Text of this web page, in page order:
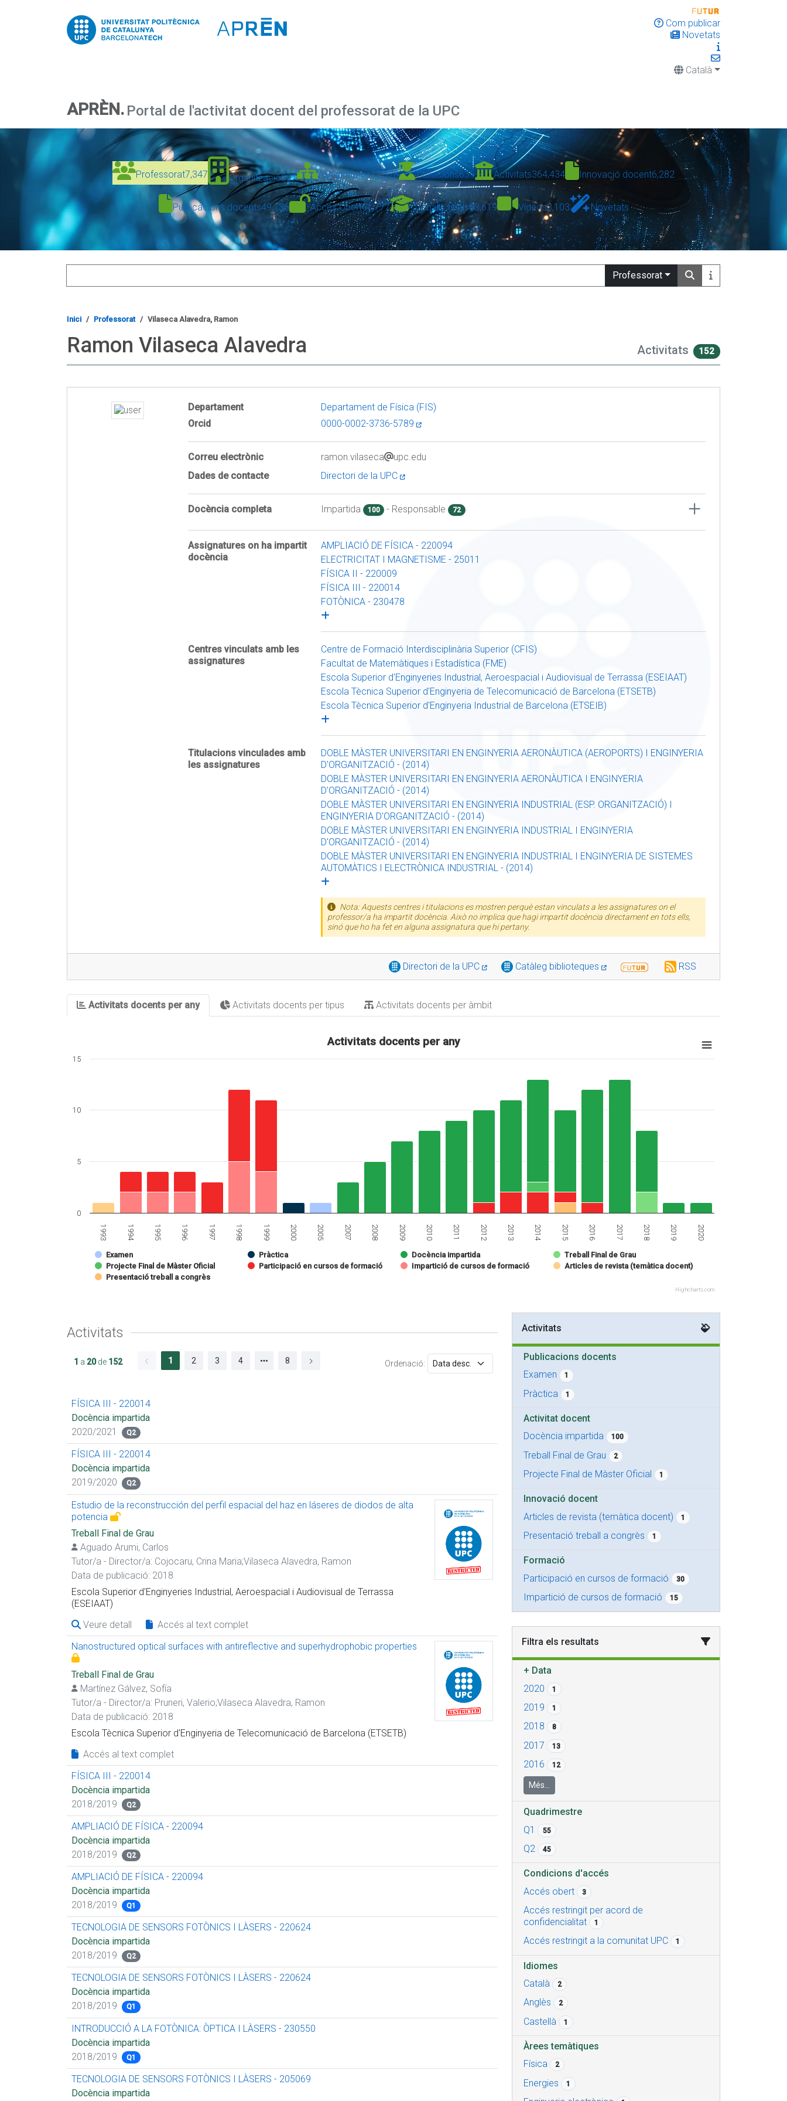
Com publicar
Novetats
Català
APRÈN. Portal de l'activitat docent del professorat de la UPC
Professorat7,347 Organització327 Assignatures12,328 Titulacions639 Activitats364,434 Innovació docent6,282
Publicacions docents49,136 Accés Obert61,777 Treballs finals83,619 Vídeos3,103 Novetats
Professorat
Inici Professorat Vilaseca Alavedra, Ramon
Ramon Vilaseca Alavedra Activitats 152
Departament
Departament de Física (FIS)
Orcid
0000-0002-3736-5789
Correu electrònic ramon.vilaseca
upc.edu
Dades de contacte
Directori de la UPC
Docència completa Impartida 100 - Responsable 72
Assignatures on ha impartit
docència
AMPLIACIÓ DE FÍSICA - 220094
ELECTRICITAT I MAGNETISME - 25011
FÍSICA II - 220009
FÍSICA III - 220014
FOTÒNICA - 230478
Centres vinculats amb les
assignatures
Centre de Formació Interdisciplinària Superior (CFIS)
Facultat de Matemàtiques i Estadística (FME)
Escola Superior d'Enginyeries Industrial, Aeroespacial i Audiovisual de Terrassa (ESEIAAT)
Escola Tècnica Superior d'Enginyeria de Telecomunicació de Barcelona (ETSETB)
Escola Tècnica Superior d'Enginyeria Industrial de Barcelona (ETSEIB)
Titulacions vinculades amb
les assignatures
DOBLE MÀSTER UNIVERSITARI EN ENGINYERIA AERONÀUTICA (AEROPORTS) I ENGINYERIA
D'ORGANITZACIÓ - (2014)
DOBLE MÀSTER UNIVERSITARI EN ENGINYERIA AERONÀUTICA I ENGINYERIA
D'ORGANITZACIÓ - (2014)
DOBLE MÀSTER UNIVERSITARI EN ENGINYERIA INDUSTRIAL (ESP. ORGANITZACIÓ) I
ENGINYERIA D'ORGANITZACIÓ - (2014)
DOBLE MÀSTER UNIVERSITARI EN ENGINYERIA INDUSTRIAL I ENGINYERIA
D'ORGANITZACIÓ - (2014)
DOBLE MÀSTER UNIVERSITARI EN ENGINYERIA INDUSTRIAL I ENGINYERIA DE SISTEMES
AUTOMÀTICS I ELECTRÒNICA INDUSTRIAL - (2014)
Nota: Aquests centres i titulacions es mostren perquè estan vinculats a les assignatures on el
professor/a ha impartit docència. Això no implica que hagi impartit docència directament en tots ells,
sinó que ho ha fet en alguna assignatura que hi pertany.
Directori de la UPC Catàleg biblioteques RSS
Activitats docents per any Activitats docents per tipus Activitats docents per àmbit
Activitats docents per any
Examen Pràctica Docència impartida
Treball Final de Grau
Projecte Final de Màster Oficial
Participació en cursos de formació Impartició de cursos de formació Articles de revista (temàtica docent)
Presentació treball a congrès
1993 1994 1995 1996 1997 1998 1999 2000 2005 2007 2008 2009 2010 2011 2012 2013 2014 2015 2016 2017 2018 2019 2020
0
5
10
15
Highcharts.com
Activitats
1 a 20de 152 1 2 3 4 8 Ordenació:
FÍSICA III - 220014
Docència impartida
2020/2021
Q2
FÍSICA III - 220014
Docència impartida
2019/2020
Q2
Estudio de la reconstrucción del perfil espacial del haz en láseres de diodos de alta
potencia
Treball Final de Grau
Aguado Arumi, Carlos
Tutor/a - Director/a: Cojocaru, Crina Maria;Vilaseca Alavedra, Ramon
Data de publicació: 2018
Escola Superior d'Enginyeries Industrial, Aeroespacial i Audiovisual de Terrassa
(ESEIAAT)
Veure detall
Accés al text complet
Nanostructured optical surfaces with antireflective and superhydrophobic properties
Treball Final de Grau
Martínez Gálvez, Sofía
Tutor/a - Director/a: Pruneri, Valerio;Vilaseca Alavedra, Ramon
Data de publicació: 2018
Escola Tècnica Superior d'Enginyeria de Telecomunicació de Barcelona (ETSETB)
Accés al text complet
FÍSICA III - 220014
Docència impartida
2018/2019
Q2
AMPLIACIÓ DE FÍSICA - 220094
Docència impartida
2018/2019
Q2
AMPLIACIÓ DE FÍSICA - 220094
Docència impartida
2018/2019
Q1
TECNOLOGIA DE SENSORS FOTÒNICS I LÀSERS - 220624
Docència impartida
2018/2019
Q2
TECNOLOGIA DE SENSORS FOTÒNICS I LÀSERS - 220624
Docència impartida
2018/2019
Q1
INTRODUCCIÓ A LA FOTÒNICA: ÒPTICA I LÀSERS - 230550
Docència impartida
2018/2019
Q1
TECNOLOGIA DE SENSORS FOTÒNICS I LÀSERS - 205069
Docència impartida
Activitats
Publicacions docents
Examen
1
Pràctica 1
Activitat docent
Docència impartida
100
Treball Final de Grau 2
Projecte Final de Màster Oficial 1
Innovació docent
Articles de revista (temàtica docent)
1
Presentació treball a congrès 1
Formació
Participació en cursos de formació
30
Impartició de cursos de formació 15
Filtra els resultats
+ Data
2020
1
2019 1
2018 8
2017 13
2016 12
Més...
Quadrimestre
Q1
55
Q2 45
Condicions d'accés
Accés obert
3
Accés restringit per acord de
confidencialitat
1
Accés restringit a la comunitat UPC 1
Idiomes
Català
2
Anglès 2
Castellà 1
Àrees temàtiques
Física
2
Energies 1